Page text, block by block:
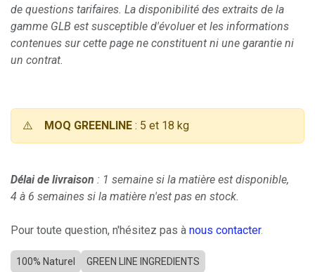
de questions tarifaires. La disponibilité des extraits de la
gamme GLB est susceptible d'évoluer et les informations
contenues sur cette page ne constituent ni une garantie ni
un contrat.
⚠️ MOQ GREENLINE : 5 et 18 kg
Délai de livraison : 1 semaine si la matière est disponible,
4 à 6 semaines si la matière n'est pas en stock.
Pour toute question, n'hésitez pas à nous contacter.
100% Naturel GREEN LINE INGREDIENTS